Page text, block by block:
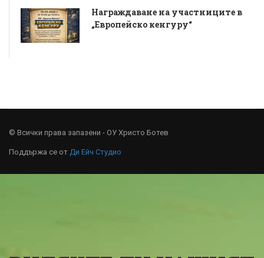
Награждаване на участниците в
„Европейско кенгуру“
© Всички права запазени - ОУ Христо Ботев
Поддържа се от Ди Ейч Студио